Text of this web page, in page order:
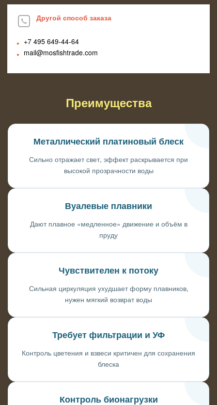
Другой способ заказа
+7 495 649-44-64
mail@mosfishtrade.com
Преимущества
Металлический платиновый блеск
Сильно отражает свет, эффект раскрывается при
высокой прозрачности воды
Вуалевые плавники
Дают плавное «медленное» движение и объём в
пруду
Чувствителен к потоку
Сильная циркуляция ухудшает форму плавников,
нужен мягкий возврат воды
Требует фильтрации и УФ
Контроль цветения и взвеси критичен для сохранения
блеска
Контроль бионагрузки